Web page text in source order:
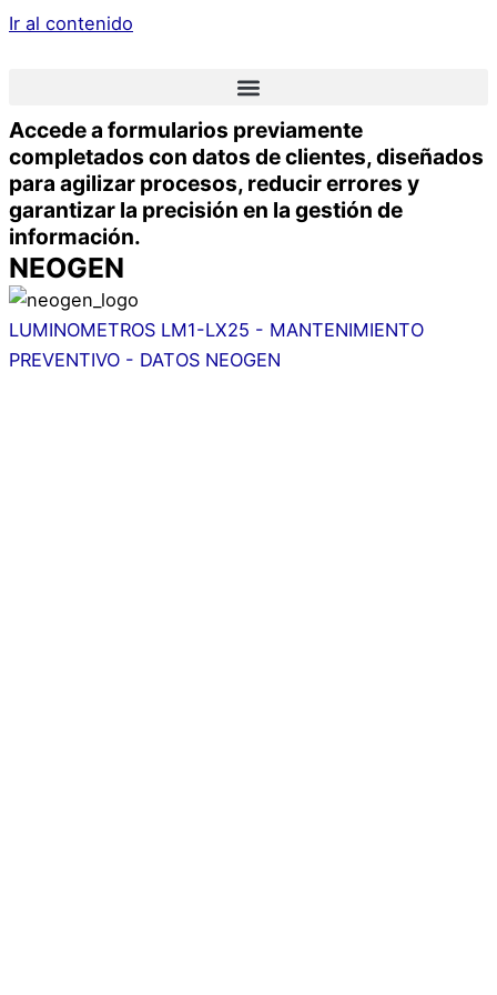
Ir al contenido
Accede a formularios previamente
completados con datos de clientes, diseñados
para agilizar procesos, reducir errores y
garantizar la precisión en la gestión de
información.
NEOGEN
LUMINOMETROS LM1-LX25 - MANTENIMIENTO
PREVENTIVO - DATOS NEOGEN